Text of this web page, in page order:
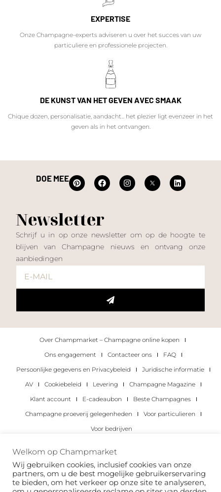
EXPERTISE
Onze Champagne-experts adviseren u over het succes van uw
particuliere en professionele projecten.
DE KUNST VAN HET GEVEN AVEC SMAAK
Chique dozen, personalisatie, aandacht... het plezier ligt evenzeer in het
geven als in het ontvangen.
DOE MEE
Newsletter
Schrijf u in op onze newsletter om op de hoogte te
blijven van Champagne nieuws en ontvang onze
aanbiedingen
Over Champmarket – Champagne online kopen
Ons engagement
Contacteer ons
FAQ
Persoonlijke gegevens en Privacybeleid
Juridische informatie
AV
Cookiebeleid Levering
Champagne Magazine
Klant account
E-cadeaubon
Beste Champagnes
Champagne proeverij gelegenheden
Voor particulieren
Voor bedrijven
Copyright 2022 © alle rechten voorbehouden.
Welkom op Champmarket
Wij gebruiken cookies, inclusief cookies van onze
partners, om u de best mogelijke gebruikerservaring
te bieden, om het verkeer op onze site te analyseren,